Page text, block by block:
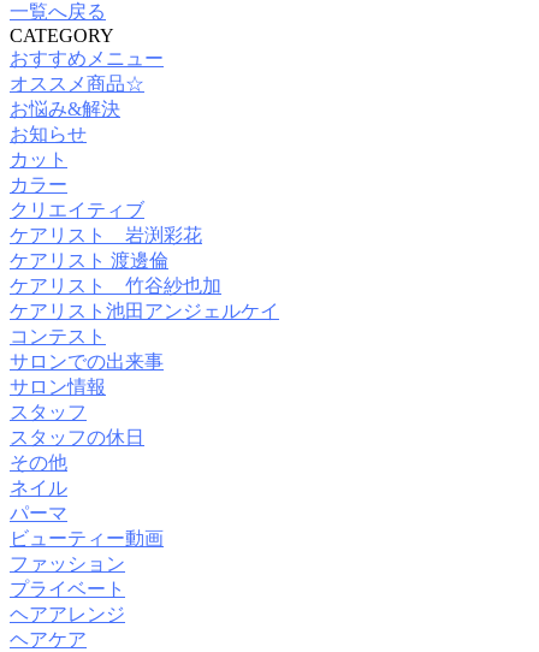
一覧へ戻る
CATEGORY
おすすめメニュー
オススメ商品☆
お悩み&解決
お知らせ
カット
カラー
クリエイティブ
ケアリスト 岩渕彩花
ケアリスト 渡邊倫
ケアリスト 竹谷紗也加
ケアリスト池田アンジェルケイ
コンテスト
サロンでの出来事
サロン情報
スタッフ
スタッフの休日
その他
ネイル
パーマ
ビューティー動画
ファッション
プライベート
ヘアアレンジ
ヘアケア